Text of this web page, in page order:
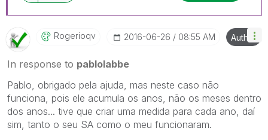
Rogerioqv ‎2016-06-26 08:55 AM Author
In response to pablolabbe
Pablo, obrigado pela ajuda, mas neste caso não
funciona, pois ele acumula os anos, não os meses dentro
dos anos... tive que criar uma medida para cada ano, daí
sim, tanto o seu SA como o meu funcionaram.